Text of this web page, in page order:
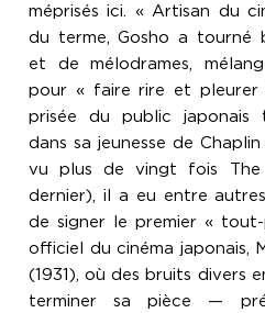
méprisés ici. « Artisan du
du terme, Gosho a tourné
et de mélodrames,
pour « faire rire et
prisée du public japonais
dans sa jeunesse de
vu plus de vingt fois The
dernier), il a eu entre
de signer le premier «
officiel du cinéma japonais,
(1931), où des bruits divers
terminer sa pièce —